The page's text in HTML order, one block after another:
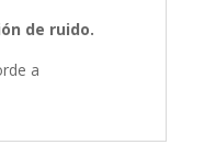
de ruido.
a